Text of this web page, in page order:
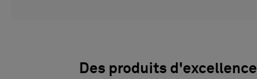
Des produits d'excellence